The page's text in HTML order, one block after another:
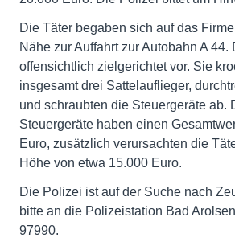
Die Täter begaben sich auf das
Nähe zur Auffahrt zur Autobahn A 44.
offensichtlich zielgerichtet vor. Sie
insgesamt drei Sattelauflieger,
und schraubten die Steuergeräte ab.
Steuergeräte haben einen
Euro, zusätzlich verursachten die
Höhe von etwa 15.000 Euro.
Die Polizei ist auf der Suche nach
bitte an die Polizeistation Bad
97990.